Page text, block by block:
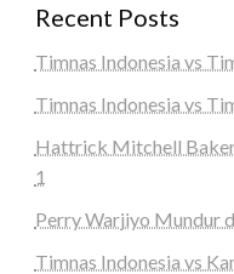
Recent Posts
Timnas Indonesia vs
Timnas Indonesia vs
Hattrick Mitchell
1
Perry Warjiyo Mundur
Timnas Indonesia vs